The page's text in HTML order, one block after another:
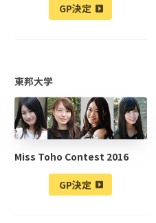
GP決定
東邦大学
Miss Toho Contest 2016
GP決定